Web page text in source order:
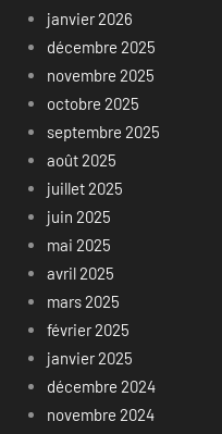
janvier 2026
décembre 2025
novembre 2025
octobre 2025
septembre 2025
août 2025
juillet 2025
juin 2025
mai 2025
avril 2025
mars 2025
février 2025
janvier 2025
décembre 2024
novembre 2024